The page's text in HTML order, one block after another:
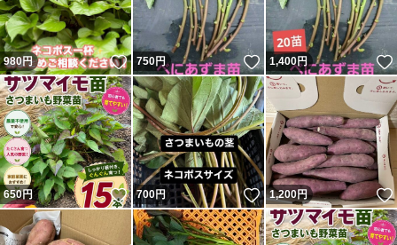
980円 いいね！
750円 いいね！
1,400円
650円 いいね！
700円 いいね！
1,200円